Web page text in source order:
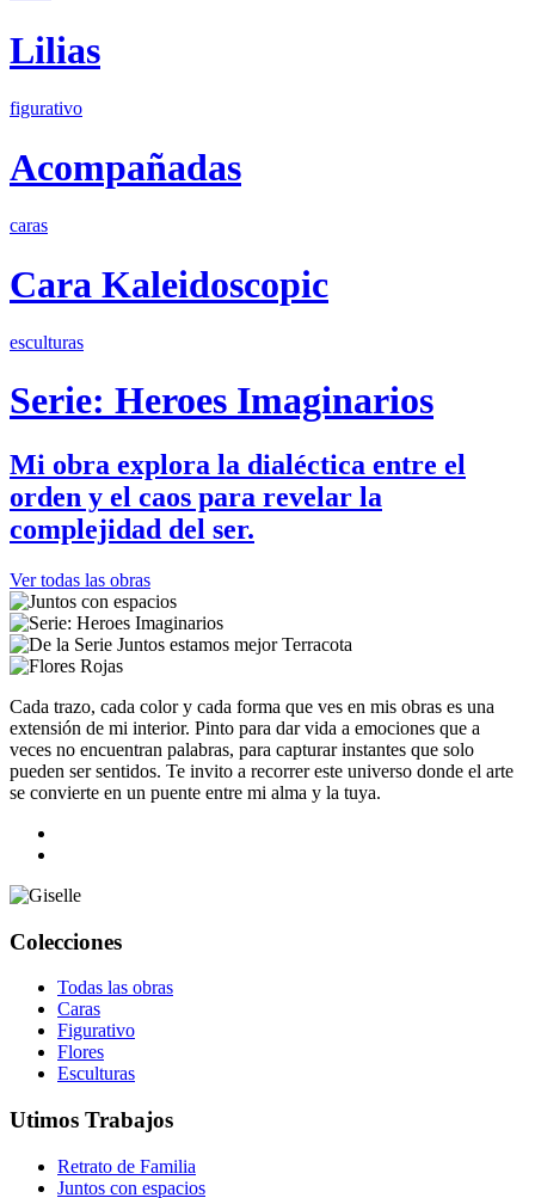
Lilias
figurativo
Acompañadas
caras
Cara Kaleidoscopic
esculturas
Serie: Heroes Imaginarios
Mi obra explora la dialéctica entre el
orden y el caos para revelar la
complejidad del ser.
Ver todas las obras
Cada trazo, cada color y cada forma que ves en mis obras es una
extensión de mi interior. Pinto para dar vida a emociones que a
veces no encuentran palabras, para capturar instantes que solo
pueden ser sentidos. Te invito a recorrer este universo donde el arte
se convierte en un puente entre mi alma y la tuya.
Colecciones
Todas las obras
Caras
Figurativo
Flores
Esculturas
Utimos Trabajos
Retrato de Familia
Juntos con espacios